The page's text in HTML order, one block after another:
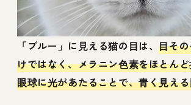
「ブルー」に見える猫の目は、目そ
けではなく、メラニン色素をほとん
眼球に光があたることで、青く見え